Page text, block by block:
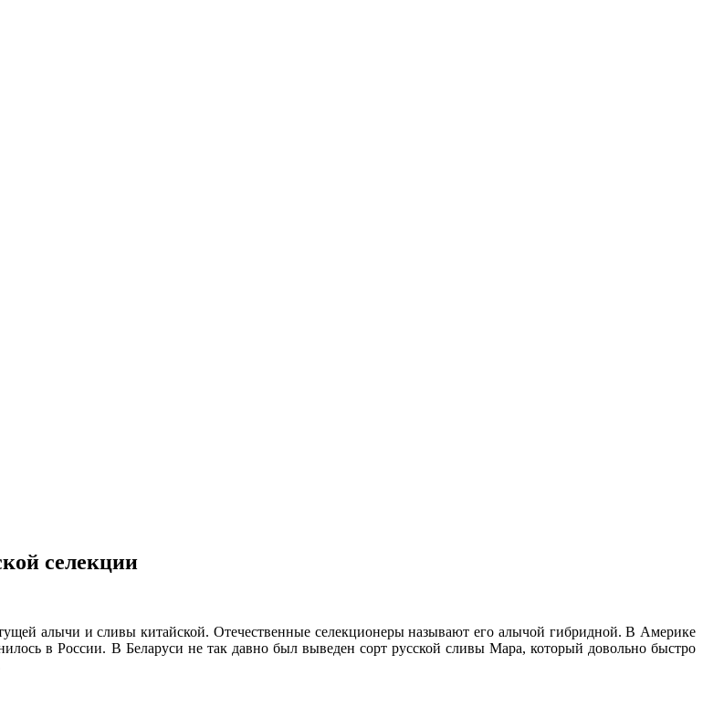
селекции
алычи и сливы китайской. Отечественные селекционеры называют его алычой гибридной. В Америке
в России. В Беларуси не так давно был выведен сорт русской сливы Мара, который довольно быстро